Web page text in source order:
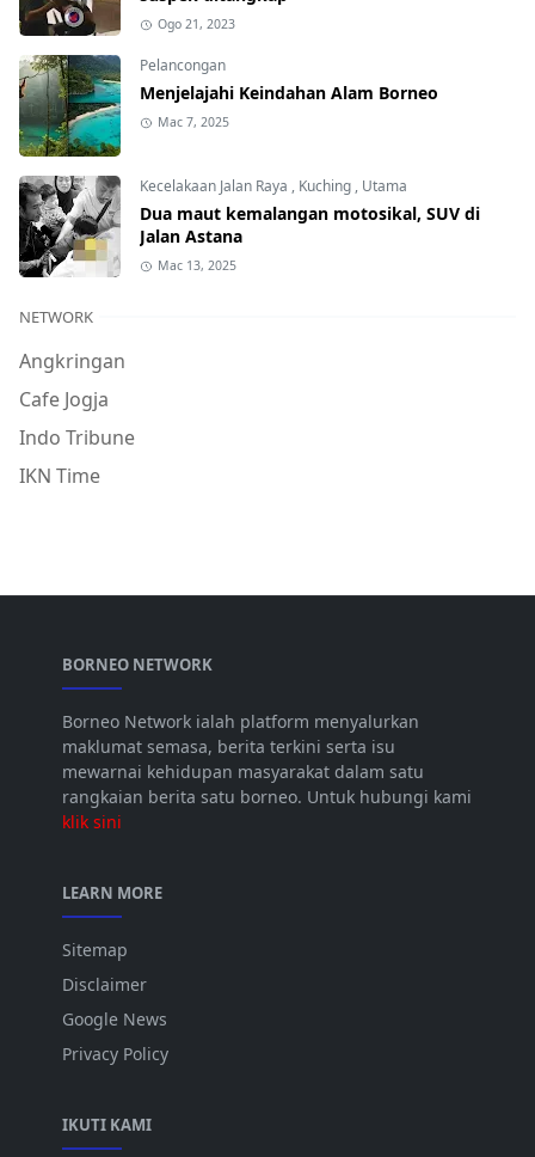
Ogo 21, 2023
Pelancongan
Menjelajahi Keindahan Alam Borneo
Mac 7, 2025
Kecelakaan Jalan Raya , Kuching, Utama
Dua maut kemalangan motosikal, SUV di
Jalan Astana
Mac 13, 2025
NETWORK
Angkringan
Cafe Jogja
Indo Tribune
IKN Time
BORNEO NETWORK
Borneo Network ialah platform menyalurkan
maklumat semasa, berita terkini serta isu
mewarnai kehidupan masyarakat dalam satu
rangkaian berita satu borneo. Untuk hubungi kami
klik sini
LEARN MORE
Sitemap
Disclaimer
Google News
Privacy Policy
IKUTI KAMI